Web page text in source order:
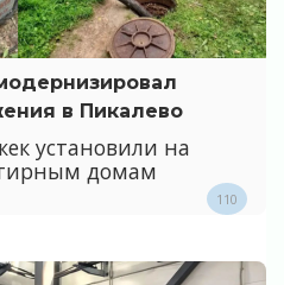
в Пикалево
установили на
домам
110